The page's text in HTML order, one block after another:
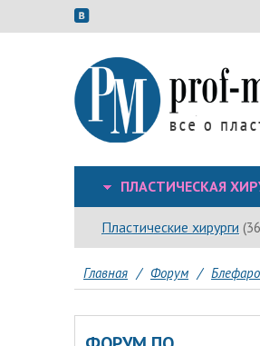
ПЛАСТИЧЕСКАЯ
Пластические хирурги
Главная / Форум /